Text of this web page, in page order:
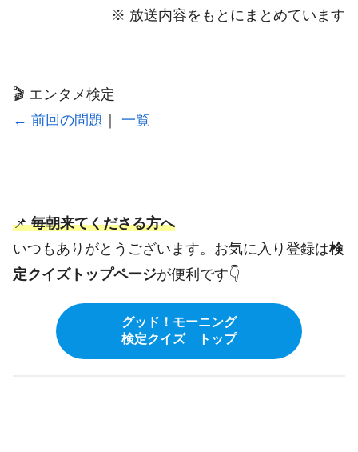
※ 放送内容をもとにまとめています
🎬 エンタメ検定
← 前回の問題
一覧
📌毎朝来てくださる方へ
いつもありがとうございます。お気に入り登録は検
定クイズトップページが便利です👇️
グッド！モーニング
検定クイズ トップ